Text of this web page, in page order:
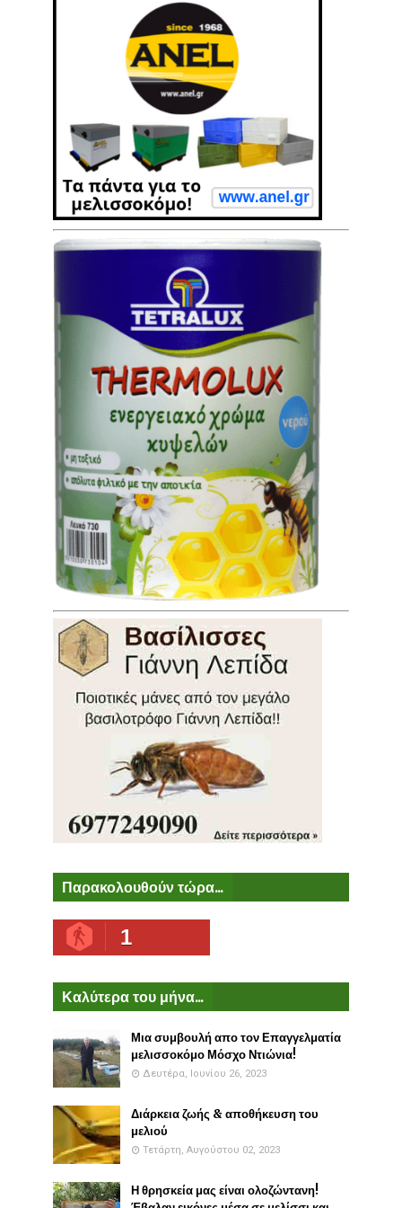
Παρακολουθούν τώρα...
1
Καλύτερα του μήνα...
Μια συμβουλή απο τον Επαγγελματία
μελισσοκόμο Μόσχο Ντιώνια!
Δευτέρα, Ιουνίου 26, 2023
Διάρκεια ζωής & αποθήκευση του
μελιού
Τετάρτη, Αυγούστου 02, 2023
Η θρησκεία μας είναι ολοζώντανη!